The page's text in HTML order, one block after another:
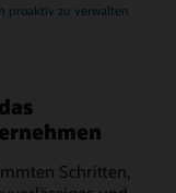
proaktiv zu verwalten
Schritten,